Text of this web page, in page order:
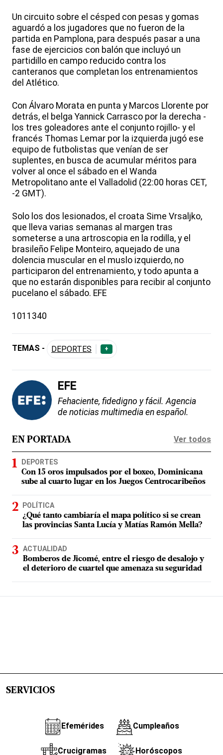
Un circuito sobre el césped con pesas y gomas
aguardó a los jugadores que no fueron de la
partida en Pamplona, para después pasar a una
fase de ejercicios con balón que incluyó un
partidillo en campo reducido contra los
canteranos que completan los entrenamientos
del Atlético.
Con Álvaro Morata en punta y Marcos Llorente por
detrás, el belga Yannick Carrasco por la derecha -
los tres goleadores ante el conjunto rojillo- y el
francés Thomas Lemar por la izquierda jugó ese
equipo de futbolistas que venían de ser
suplentes, en busca de acumular méritos para
volver al once el sábado en el Wanda
Metropolitano ante el Valladolid (22:00 horas CET,
-2 GMT).
Solo los dos lesionados, el croata Sime Vrsaljko,
que lleva varias semanas al margen tras
someterse a una artroscopia en la rodilla, y el
brasileño Felipe Monteiro, aquejado de una
dolencia muscular en el muslo izquierdo, no
participaron del entrenamiento, y todo apunta a
que no estarán disponibles para recibir al conjunto
pucelano el sábado. EFE
1011340
TEMAS - DEPORTES +
EFE
Fehaciente, fidedigno y fácil. Agencia
de noticias multimedia en español.
EN PORTADA Ver todos
DEPORTES
Con 15 oros impulsados por el boxeo, Dominicana
sube al cuarto lugar en los Juegos Centrocaribeños
POLÍTICA
¿Qué tanto cambiaría el mapa político si se crean
las provincias Santa Lucía y Matías Ramón Mella?
ACTUALIDAD
Bomberos de Jicomé, entre el riesgo de desalojo y
el deterioro de cuartel que amenaza su seguridad
SERVICIOS
Efemérides Cumpleaños
Crucigramas Horóscopos